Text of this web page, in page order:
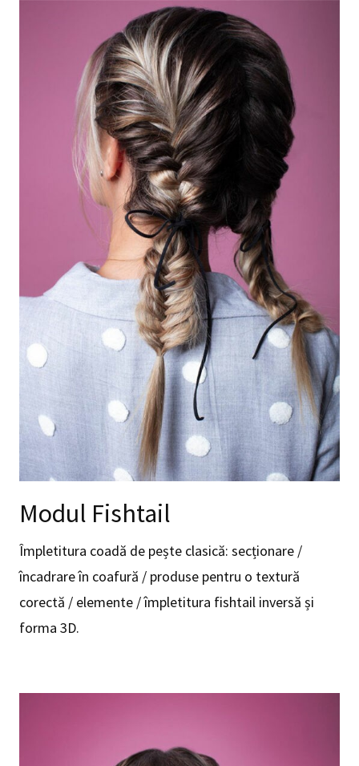
Modul Fishtail
Împletitura coadă de pește clasică: secționare /
încadrare în coafură / produse pentru o textură
corectă / elemente / împletitura fishtail inversă și
forma 3D.